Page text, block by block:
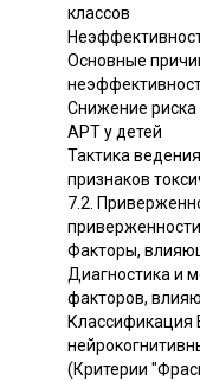
классов
Основные
Снижение
АРТ у детей
Тактика
признаков
7.2.
Факторы,
Диагностика и
факторов,
Классификация
(Критерии